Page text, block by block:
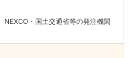
NEXCO・国土交通省等の発注機関